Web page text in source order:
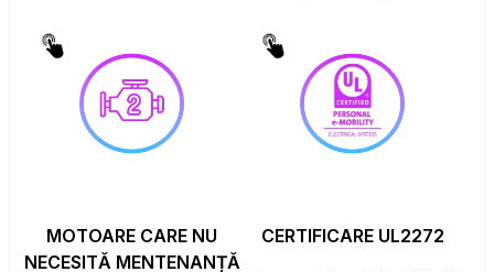
MOTOARE CARE NU
NECESITĂ MENTENANȚĂ
CERTIFICARE UL2272